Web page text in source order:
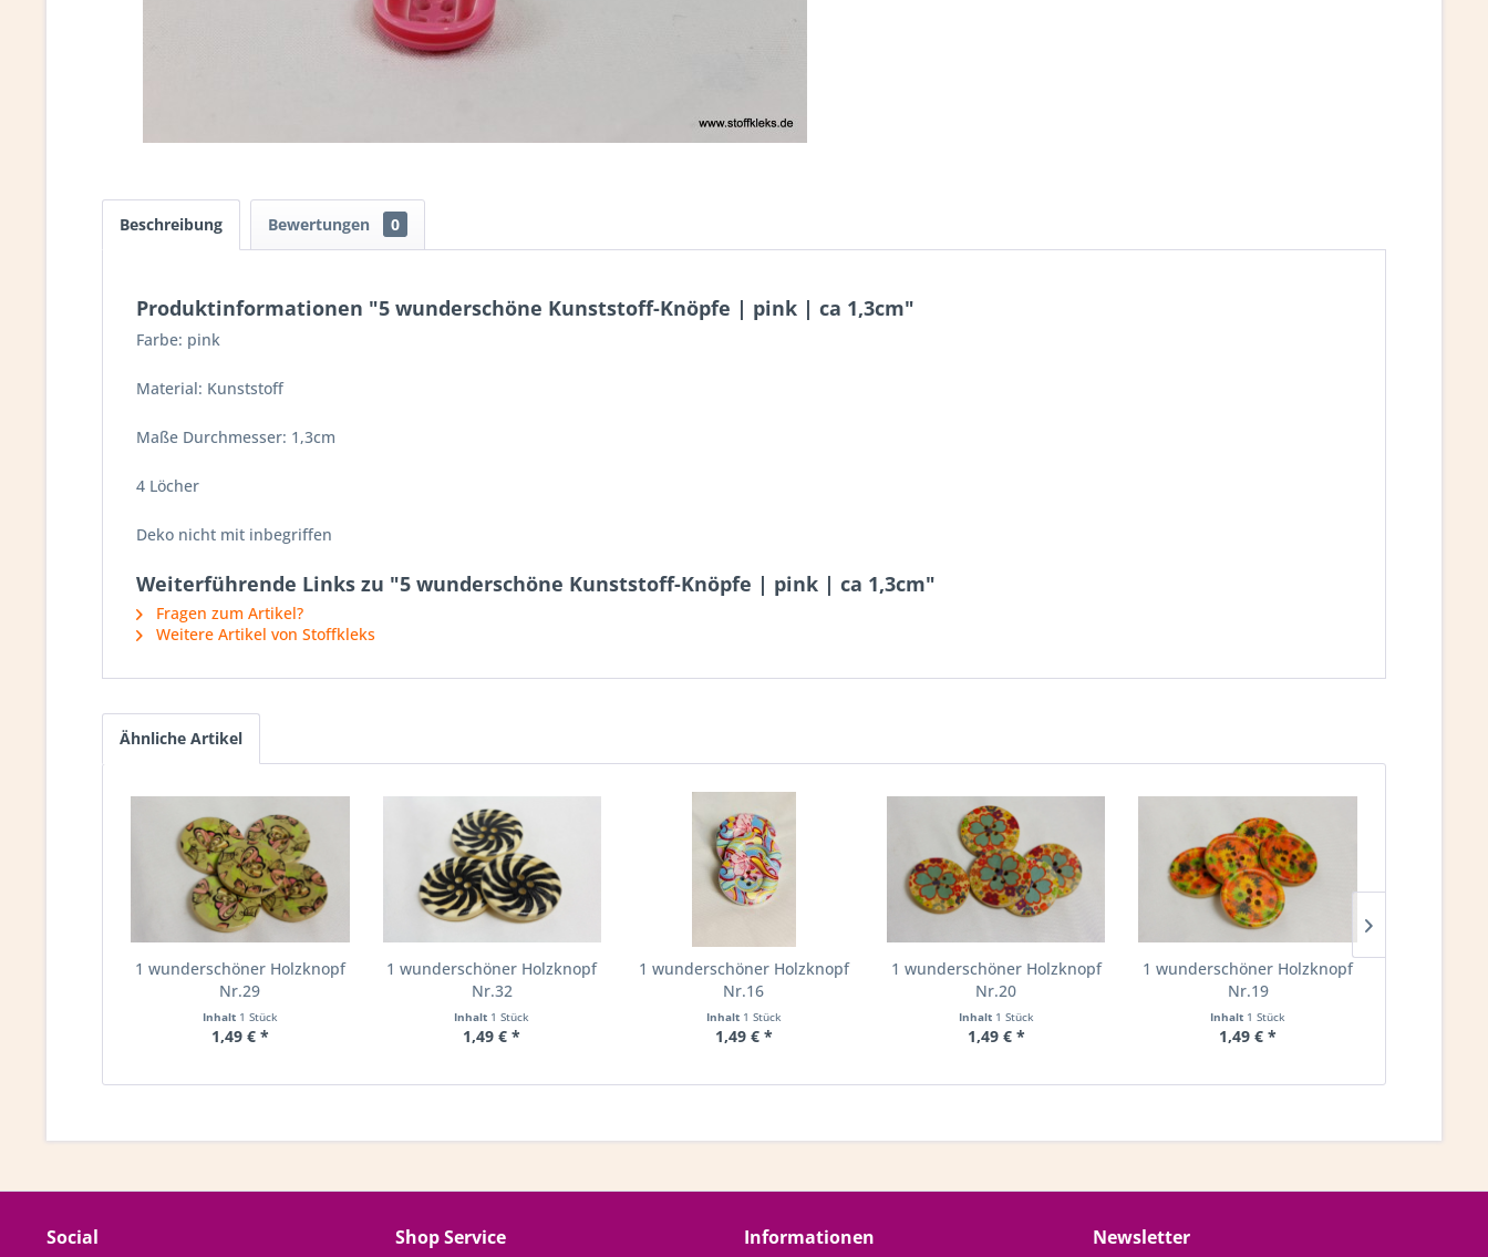
Beschreibung Bewertungen 0
Produktinformationen "5 wunderschöne Kunststoff-Knöpfe | pink | ca 1,3cm"
Farbe: pink
Material: Kunststoff
Maße Durchmesser: 1,3cm
4 Löcher
Deko nicht mit inbegriffen
Weiterführende Links zu "5 wunderschöne Kunststoff-Knöpfe | pink | ca 1,3cm"
Fragen zum Artikel?
Weitere Artikel von Stoffkleks
Ähnliche Artikel
1 wunderschöner Holzknopf
Nr.29
Inhalt 1 Stück
1,49 € *
1 wunderschöner Holzknopf
Nr.32
Inhalt 1 Stück
1,49 € *
1 wunderschöner Holzknopf
Nr.16
Inhalt 1 Stück
1,49 € *
1 wunderschöner Holzknopf
Nr.20
Inhalt 1 Stück
1,49 € *
1 wunderschöner Holzknopf
Nr.19
Inhalt 1 Stück
1,49 € *
Social Shop Service Informationen Newsletter